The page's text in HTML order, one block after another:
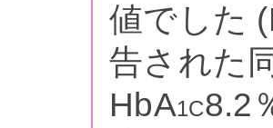
値でした
告された
HbA1C8.2